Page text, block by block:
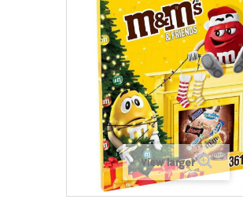
View larger